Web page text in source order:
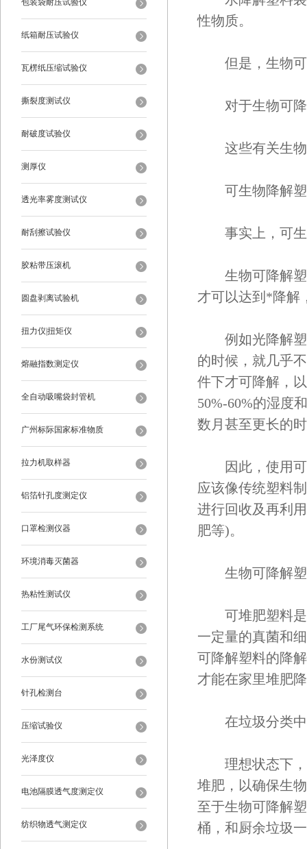
包装袋耐压试验仪
纸箱耐压试验仪
瓦楞纸压缩试验仪
撕裂度测试仪
耐破度试验仪
测厚仪
透光率雾度测试仪
耐刮擦试验仪
胶粘带压滚机
圆盘剥离试验机
扭力仪|扭矩仪
熔融指数测定仪
全自动吸嘴袋封管机
广州标际国家标准物质
拉力机取样器
铝箔针孔度测定仪
口罩检测仪器
环境消毒灭菌器
热粘性测试仪
工厂尾气环保检测系统
水份测试仪
针孔检测台
压缩试验仪
光泽度仪
电池隔膜透气度测定仪
纺织物透气测定仪
性物质。
但是，生物可
对于生物可降
这些有关生物
可生物降解塑
事实上，可生
生物可降解塑
才可以达到*降解
例如光降解塑
的时候，就几乎
件下才可降解，
50%-60%的湿度
数月甚至更长的
因此，使用可
应该像传统塑料
进行回收及再利
肥等)。
生物可降解塑
可堆肥塑料是
一定量的真菌和
可降解塑料的降
才能在家里堆肥
在垃圾分类中
理想状态下，
堆肥，以确保生
至于生物可降解
桶，和厨余垃圾